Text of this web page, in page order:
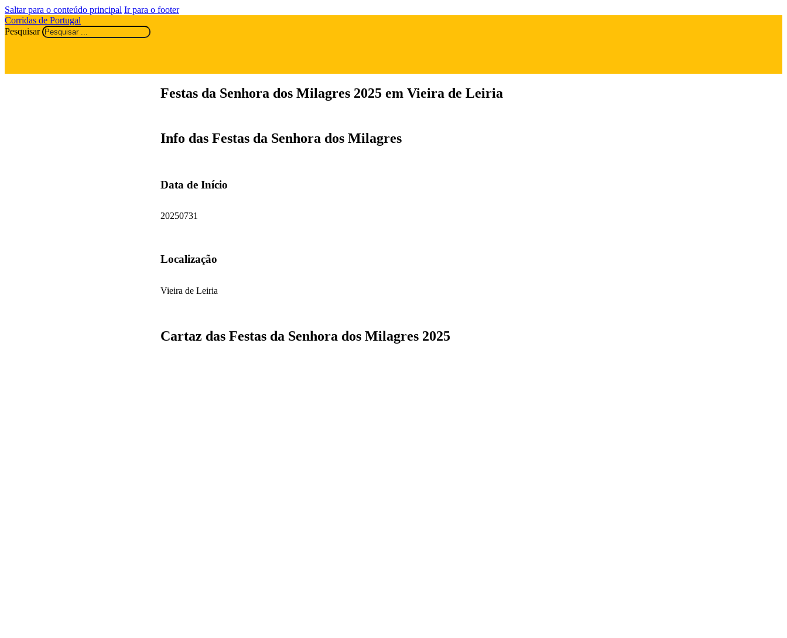
Saltar para o conteúdo principal Ir para o footer
Corridas de Portugal
Pesquisar
Festas da Senhora dos Milagres 2025 em Vieira de Leiria
Info das Festas da Senhora dos Milagres
Data de Início
20250731
Localização
Vieira de Leiria
Cartaz das Festas da Senhora dos Milagres 2025